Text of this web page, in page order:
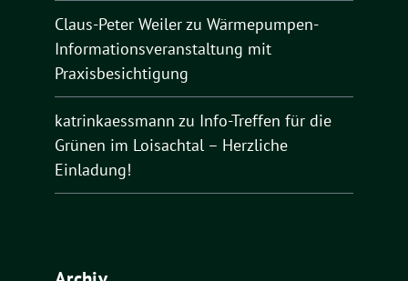
Claus-Peter Weilerzu Wärmepumpen-
Informationsveranstaltung mit
Praxisbesichtigung
katrinkaessmann zu Info-Treffen für die
Grünen im Loisachtal – Herzliche
Einladung!